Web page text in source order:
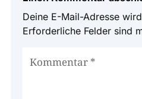
Deine E-Mail-Adresse
Erforderliche Felder sind